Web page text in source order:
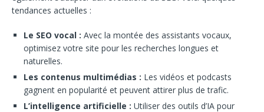
tendances actuelles :
Le SEO vocal : Avec la montée des assistants vocaux,
optimisez votre site pour les recherches longues et
naturelles.
Les contenus multimédias : Les vidéos et podcasts
gagnent en popularité et peuvent attirer plus de trafic.
L’intelligence artificielle : Utiliser des outils d’IA pour